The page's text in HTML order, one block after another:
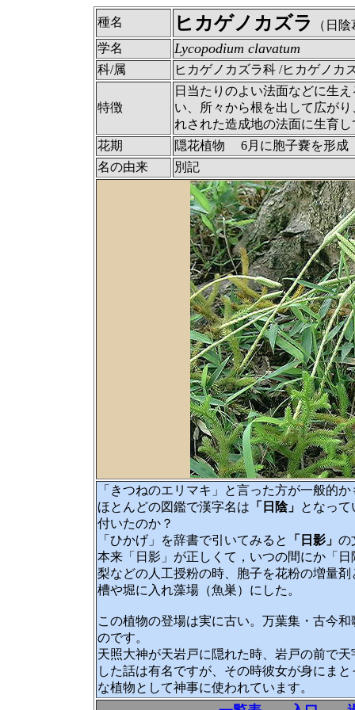
種名 ヒカゲノカズラ
（日
学名
Lycopodium clavatum
科/属 ヒカゲノカズラ科 /ヒカゲノカ
特徴
日当たりのよい法面などに生
い、所々から根を出して広が
れされた造成地の法面に生育
花期
隠花植物 6月に胞子嚢を形成
名の由来
別記
「きつねのエリマキ」と言った方が一般的
ほとんどの図鑑で漢字名は 「日陰」 となっ
付いたのか？
「ひかげ」を辞書で引いてみると
「日影」 の
本来「日影」が正しくて，いつの間にか「
梨などの人工授粉の時、胞子を花粉の増量
槽や堀に入れ藻場（魚巣）にした。
この植物の登場は実に古い。万葉集・古今
のです。
天照大神が天岩戸に隠れた時、 岩戸の前で天
した話は有名ですが、その時彼女が身にま
な植物として神事に使われています。